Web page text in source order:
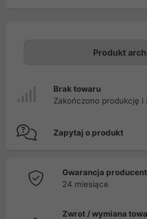
Produkt
Brak towaru
Zakończono produkcję i
Zapytaj o produkt
Gwarancja
24 miesiące
Zwrot / wymiana